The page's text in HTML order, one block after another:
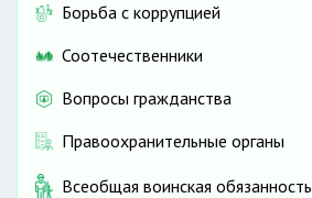
Борьба с коррупцией
Соотечественники
Вопросы гражданства
Правоохранительные органы
Всеобщая воинская обязанность